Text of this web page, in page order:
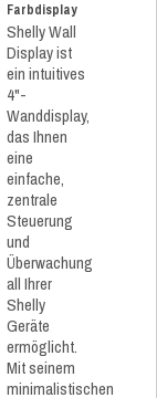
Farbdisplay
Shelly Wall
Display ist
ein intuitives
4"-
Wanddisplay,
das Ihnen
eine
einfache,
zentrale
Steuerung
und
Überwachung
all Ihrer
Shelly
Geräte
ermöglicht.
Mit seinem
minimalistischen